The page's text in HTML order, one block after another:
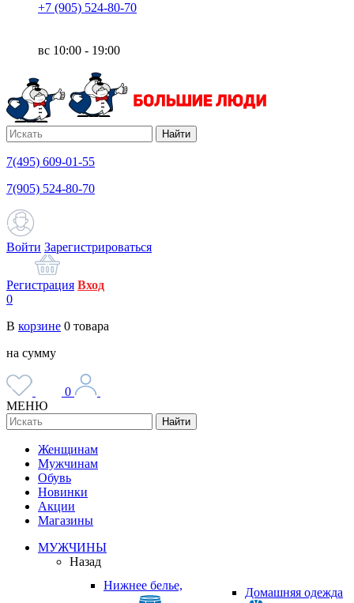
+7 (905) 524-80-70
вс 10:00 - 19:00
Найти
7(495) 609-01-55
7(905) 524-80-70
Войти Зарегистрироваться
Регистрация Вход
0
В корзине 0 товара
на сумму
0
МЕНЮ
Найти
Женщинам
Мужчинам
Обувь
Новинки
Акции
Магазины
МУЖЧИНЫ
Назад
Нижнее белье,
Домашняя одежда